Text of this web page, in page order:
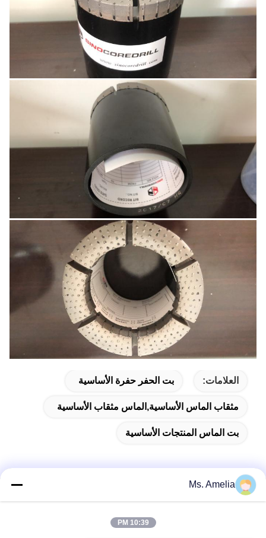
العلامات: بت الحفر حفرة الأساسية
مثقاب الماس الأساسية,الماس مثقاب الأساسية
بت الماس المنتجات الأساسية
Ms. Amelia
10:39 PM